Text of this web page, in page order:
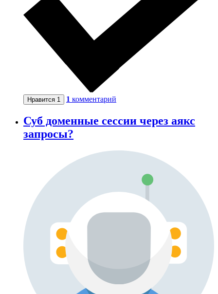
Нравится 1 1 комментарий
Суб доменные сессии через аякс
запросы?